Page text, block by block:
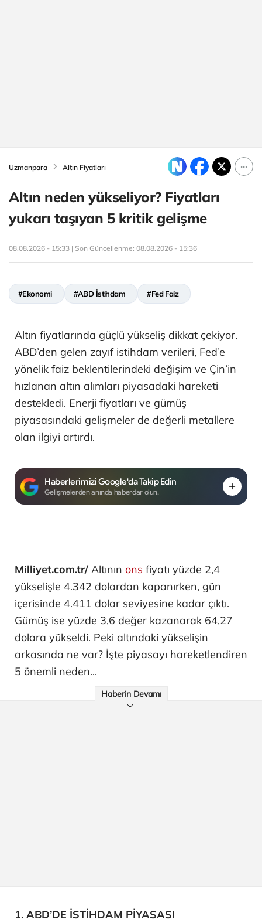
Uzmanpara Altın Fiyatları
Altın neden yükseliyor? Fiyatları
yukarı taşıyan 5 kritik gelişme
08.08.2026 - 15:33 | Son Güncellenme: 08.08.2026 - 15:36
#Ekonomi #ABD İstihdam #Fed Faiz
Altın fiyatlarında güçlü yükseliş dikkat çekiyor.
ABD’den gelen zayıf istihdam verileri, Fed’e
yönelik faiz beklentilerindeki değişim ve Çin’in
hızlanan altın alımları piyasadaki hareketi
destekledi. Enerji fiyatları ve gümüş
piyasasındaki gelişmeler de değerli metallere
olan ilgiyi artırdı.
Haberlerimizi Google'da Takip Edin
Gelişmelerden anında haberdar olun.
Milliyet.com.tr/ Altının ons fiyatı yüzde 2,4
yükselişle 4.342 dolardan kapanırken, gün
içerisinde 4.411 dolar seviyesine kadar çıktı.
Gümüş ise yüzde 3,6 değer kazanarak 64,27
dolara yükseldi. Peki altındaki yükselişin
arkasında ne var? İşte piyasayı hareketlendiren
5 önemli neden...
Haberin Devamı
1. ABD’DE İSTİHDAM PİYASASI